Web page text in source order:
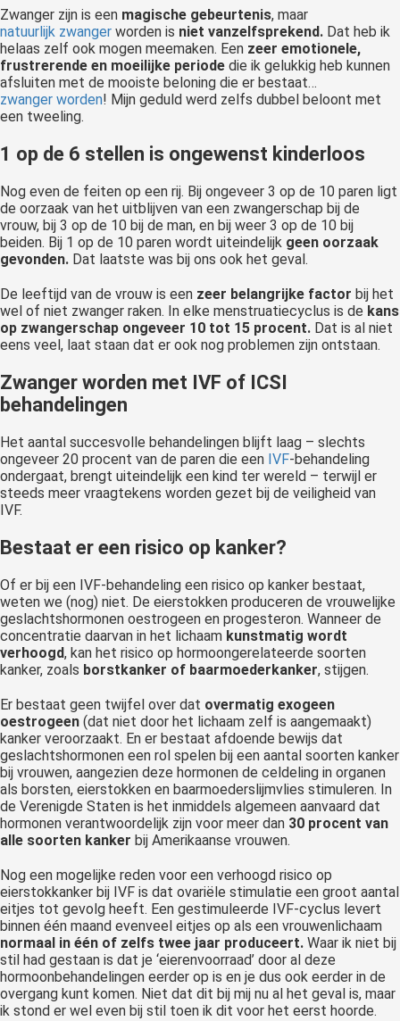
Zwanger zijn is een magische gebeurtenis, maar
natuurlijk zwanger worden is niet vanzelfsprekend. Dat heb ik
helaas zelf ook mogen meemaken. Een zeer emotionele,
frustrerende en moeilijke periode die ik gelukkig heb kunnen
afsluiten met de mooiste beloning die er bestaat…
zwanger worden! Mijn geduld werd zelfs dubbel beloont met
een tweeling.
1 op de 6 stellen is ongewenst kinderloos
Nog even de feiten op een rij. Bij ongeveer 3 op de 10 paren ligt
de oorzaak van het uitblijven van een zwangerschap bij de
vrouw, bij 3 op de 10 bij de man, en bij weer 3 op de 10 bij
beiden. Bij 1 op de 10 paren wordt uiteindelijk geen oorzaak
gevonden. Dat laatste was bij ons ook het geval.
De leeftijd van de vrouw is een zeer belangrijke factor bij het
wel of niet zwanger raken. In elke menstruatiecyclus is de kans
op zwangerschap ongeveer 10 tot 15 procent. Dat is al niet
eens veel, laat staan dat er ook nog problemen zijn ontstaan.
Zwanger worden met IVF of ICSI
behandelingen
Het aantal succesvolle behandelingen blijft laag – slechts
ongeveer 20 procent van de paren die een IVF-behandeling
ondergaat, brengt uiteindelijk een kind ter wereld – terwijl er
steeds meer vraagtekens worden gezet bij de veiligheid van
IVF.
Bestaat er een risico op kanker?
Of er bij een IVF-behandeling een risico op kanker bestaat,
weten we (nog) niet. De eierstokken produceren de vrouwelijke
geslachtshormonen oestrogeen en progesteron. Wanneer de
concentratie daarvan in het lichaam kunstmatig wordt
verhoogd, kan het risico op hormoongerelateerde soorten
kanker, zoals borstkanker of baarmoederkanker, stijgen.
Er bestaat geen twijfel over dat overmatig exogeen
oestrogeen (dat niet door het lichaam zelf is aangemaakt)
kanker veroorzaakt. En er bestaat afdoende bewijs dat
geslachtshormonen een rol spelen bij een aantal soorten kanker
bij vrouwen, aangezien deze hormonen de celdeling in organen
als borsten, eierstokken en baarmoederslijmvlies stimuleren. In
de Verenigde Staten is het inmiddels algemeen aanvaard dat
hormonen verantwoordelijk zijn voor meer dan 30 procent van
alle soorten kanker bij Amerikaanse vrouwen.
Nog een mogelijke reden voor een verhoogd risico op
eierstokkanker bij IVF is dat ovariële stimulatie een groot aantal
eitjes tot gevolg heeft. Een gestimuleerde IVF-cyclus levert
binnen één maand evenveel eitjes op als een vrouwenlichaam
normaal in één of zelfs twee jaar produceert. Waar ik niet bij
stil had gestaan is dat je ‘eierenvoorraad’ door al deze
hormoonbehandelingen eerder op is en je dus ook eerder in de
overgang kunt komen. Niet dat dit bij mij nu al het geval is, maar
ik stond er wel even bij stil toen ik dit voor het eerst hoorde.